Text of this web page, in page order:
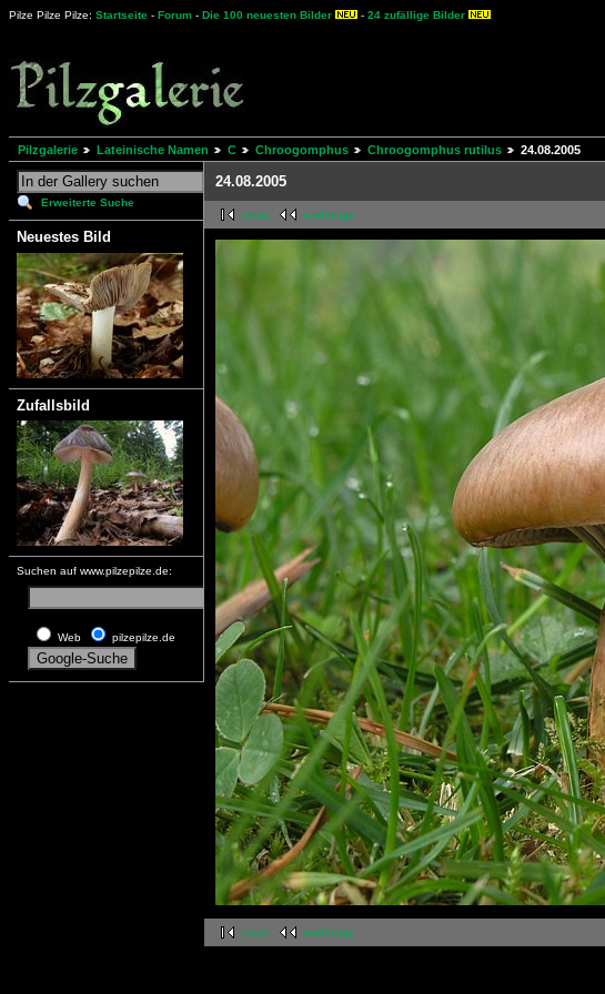
Pilze Pilze Pilze: Startseite - Forum - Die 100 neuesten Bilder - 24 zufällige Bilder
Pilzgalerie Lateinische Namen C Chroogomphus Chroogomphus rutilus 24.08.2005
Erweiterte Suche
Neuestes Bild
Zufallsbild
Suchen auf www.pilzepilze.de:
Web pilzepilze.de
24.08.2005
erste vorherige
erste vorherige